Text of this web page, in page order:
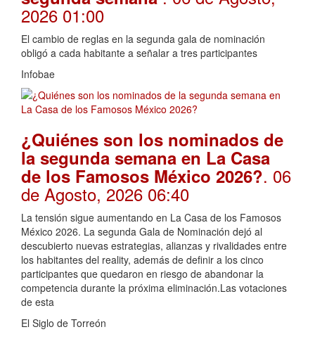
2026 01:00
El cambio de reglas en la segunda gala de nominación
obligó a cada habitante a señalar a tres participantes
Infobae
¿Quiénes son los nominados de
la segunda semana en La Casa
de los Famosos México 2026?. 06
de Agosto, 2026 06:40
La tensión sigue aumentando en La Casa de los Famosos
México 2026. La segunda Gala de Nominación dejó al
descubierto nuevas estrategias, alianzas y rivalidades entre
los habitantes del reality, además de definir a los cinco
participantes que quedaron en riesgo de abandonar la
competencia durante la próxima eliminación.Las votaciones
de esta
El Siglo de Torreón